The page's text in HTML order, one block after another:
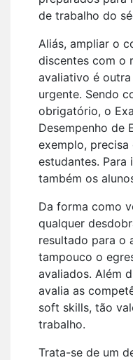
de trabalho do
Aliás, ampliar o
discentes com o
avaliativo é
urgente. Sendo
obrigatório, o
Desempenho de
exemplo, precisa
estudantes. Para
também os
Da forma como
qualquer
resultado para o
tampouco o
avaliados. Além
avalia as
soft skills, tão
trabalho.
Trata-se de um